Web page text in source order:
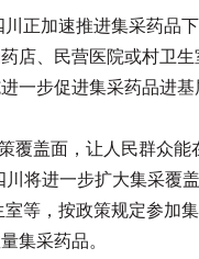
川正加速推进集采药品
店、民营医院或村卫
一步促进集采药品进
盖面，让人民群众能
将进一步扩大集采覆
等，按政策规定参加
集采药品。